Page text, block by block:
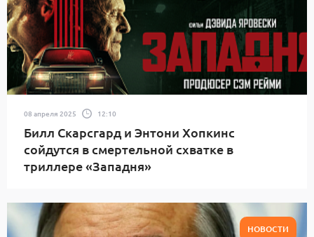
08 апреля 2025 12:10
Билл Скарсгард и Энтони Хопкинс
сойдутся в смертельной схватке в
триллере «Западня»
НОВОСТИ